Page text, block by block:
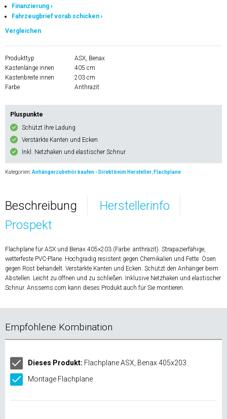
Finanzierung ›
Fahrzeugbrief vorab schicken ›
Vergleichen
Produkttyp
ASX, Benax
Kastenlänge innen
405 cm
Kastenbreite innen
203 cm
Farbe
Anthrazit
Pluspunkte
Schützt Ihre Ladung
Verstärkte Kanten und Ecken
Inkl. Netzhaken und elastischer Schnur
Kategorien:Anhängerzubehör kaufen - Direkt beim Hersteller Flachplane
Beschreibung
Herstellerinfo
Prospekt
Flachplane für ASX und Benax 405×203 (Farbe: anthrazit). Strapazierfähige,
wetterfeste PVC-Plane. Hochgradig resistent gegen Chemikalien und Fette. Ösen
gegen Rost behandelt. Verstärkte Kanten und Ecken. Schützt den Anhänger beim
Abstellen. Leicht zu öffnen und zu schließen. Inklusive Netzhaken und elastischer
Schnur. Anssems.com kann dieses Produkt auch für Sie montieren.
Empfohlene Kombination
Dieses Produkt: Flachplane ASX, Benax 405x203
Montage Flachplane